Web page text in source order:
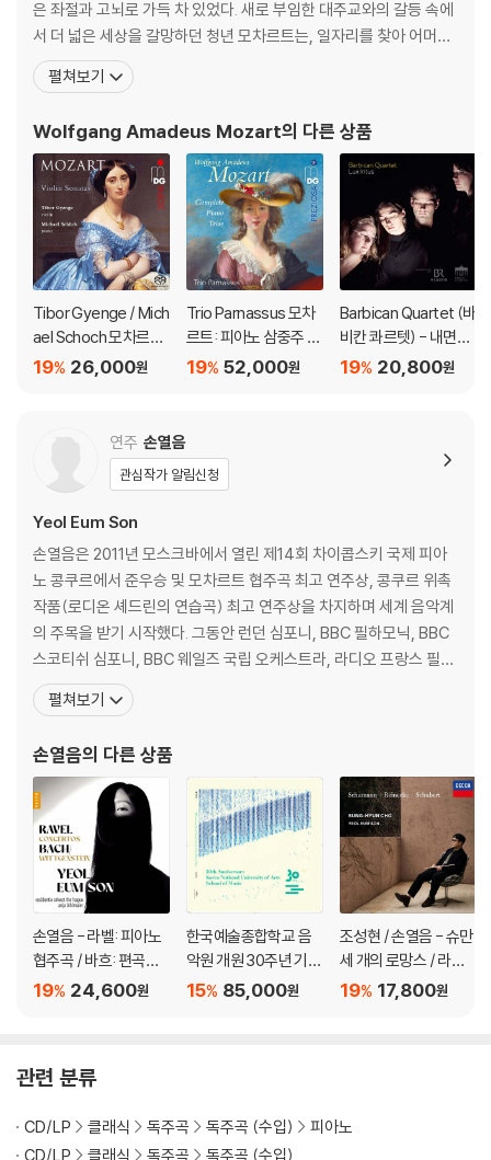
은 좌절과 고뇌로 가득 차 있었다. 새로 부임한 대주교와의 갈등 속에
서 더 넓은 세상을 갈망하던 청년 모차르트는, 일자리를 찾아 어머니
와 함께 만하임과 파리로 긴 여행을 떠난다. 그러나 그를 기다리고 있
던 것은 첫사랑의 배신과, 낯선 도시 파리에서 마주한 어머니의 비극
의 순간, 모차르트는 자신의 가장 가까운 친구
펼쳐보기
Wolfgang Amadeus Mozart의 다른 상품
Tibor Gyenge / Mich
ael Schoch 모차르트:
바이올린 소나타집 (M
26,000원
19%
Trio Parnassus 모차
르트: 피아노 삼중주 전
곡 (Mozart: Comple
52,000원
19%
Barbican Quartet (바
비칸 콰르텟) - 내면의
빛 (Lux Intus)
20,800원
19%
연주 손열음
관심작가 알림신청
Yeol Eum Son
손열음은 2011년 모스크바에서 열린 제14회 차이콥스키 국제 피아
노 콩쿠르에서 준우승 및 모차르트 협주곡 최고 연주상, 콩쿠르 위촉
작품(로디온 셰드린의 연습곡) 최고 연주상을 차지하며 세계 음악계
의 주목을 받기 시작했다. 그동안 런던 심포니, BBC 필하모닉, BBC
스코티쉬 심포니, BBC 웨일즈 국립 오케스트라, 라디오 프랑스 필하
모닉, 스페인 국립 방송 교향악단(RTVE 심포니), 카스티야 이 레옹
심포니, 스위스 로망드 오케스트라, 바젤 심포니, 로테르담 필하모닉,
드 심포니, 오슬로 필하모닉, 핀란드
펼쳐보기
손열음의 다른 상품
손열음 - 라벨: 피아노
협주곡 / 바흐: 편곡집
(Ravel: Concertos /
24,600원
19%
한국예술종합학교 음
악원 개원 30주년 기념
음반 [LP]85,000원
15%
조성현 / 손열음 - 슈만:
세 개의 로망스 / 라이
네케: 플루트 소나타 /
17,800원
19%
관련 분류
CD/LP 클래식 독주곡 독주곡 (수입)
피아노
CD/LP
클래식 독주곡 독주곡 (수입)